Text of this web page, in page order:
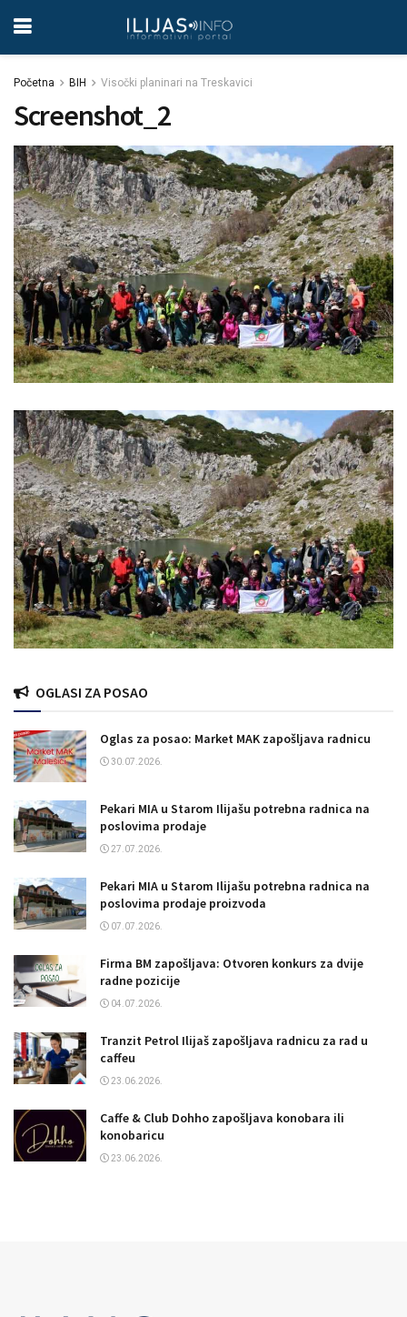
Početna BIH Visočki planinari na Treskavici
Screenshot_2
OGLASI ZA POSAO
Oglas za posao: Market MAK zapošljava radnicu
30.07.2026.
Pekari MIA u Starom Ilijašu potrebna radnica na
poslovima prodaje
27.07.2026.
Pekari MIA u Starom Ilijašu potrebna radnica na
poslovima prodaje proizvoda
07.07.2026.
Firma BM zapošljava: Otvoren konkurs za dvije
radne pozicije
04.07.2026.
Tranzit Petrol Ilijaš zapošljava radnicu za rad u
caffeu
23.06.2026.
Caffe & Club Dohho zapošljava konobara ili
konobaricu
23.06.2026.